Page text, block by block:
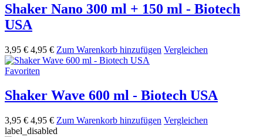
Shaker Nano 300 ml + 150 ml - Biotech
USA
3,95 € 4,95 € Zum Warenkorb hinzufügen Vergleichen
Favoriten
Shaker Wave 600 ml - Biotech USA
3,95 € 4,95 € Zum Warenkorb hinzufügen Vergleichen
label_disabled